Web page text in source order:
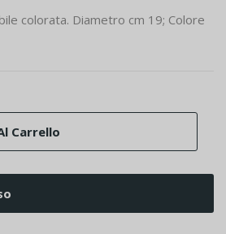
colorata. Diametro cm 19; Colore
Carrello